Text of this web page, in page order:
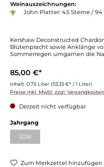
Weinauszeichnungen:
John Platter: 4.5 Sterne /
Kershaw Deconstructed
Blütenpracht sowie Anklänge
Sommerregen umgarnen die
85,00 €*
Inhalt: 0.75 Liter (113,33 €* / 1 Liter)
Preise inkl. MwSt. zzgl. Versandkosten
Derzeit nicht verfügbar
Jahrgang
2018
Zum Merkzettel hinzufügen